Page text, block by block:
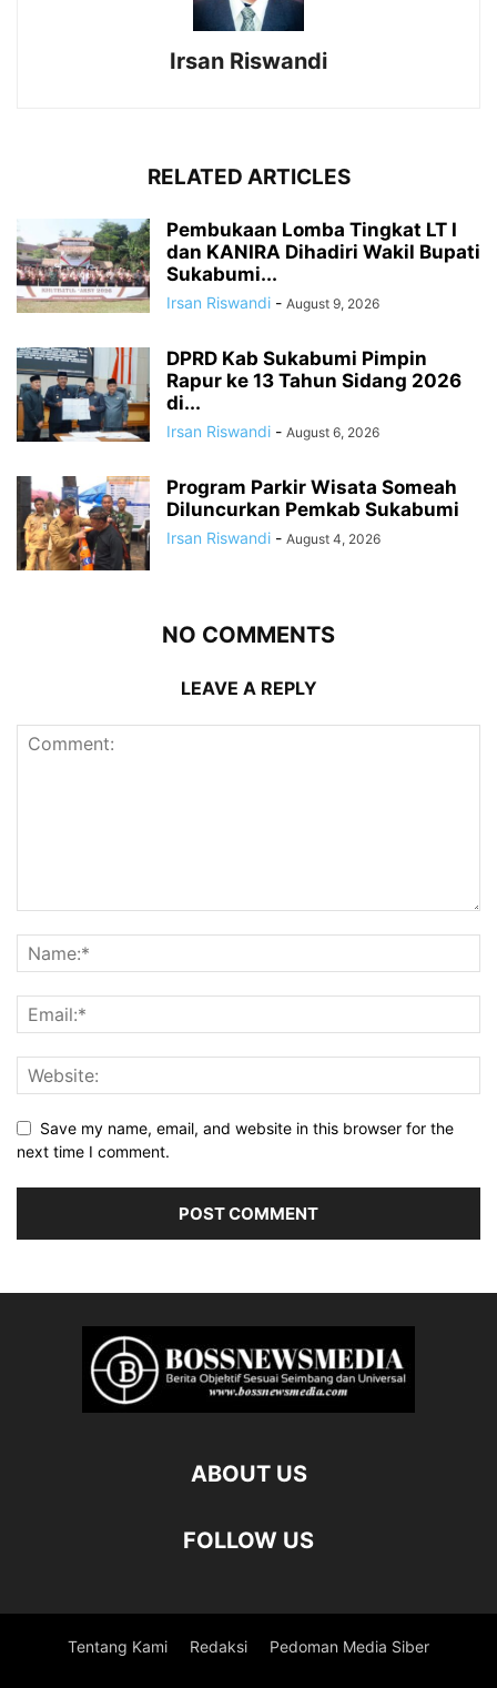
Irsan Riswandi
RELATED ARTICLES
Pembukaan Lomba Tingkat LT I
dan KANIRA Dihadiri Wakil Bupati
Sukabumi...
Irsan Riswandi - August 9, 2026
DPRD Kab Sukabumi Pimpin
Rapur ke 13 Tahun Sidang 2026
di...
Irsan Riswandi - August 6, 2026
Program Parkir Wisata Someah
Diluncurkan Pemkab Sukabumi
Irsan Riswandi - August 4, 2026
NO COMMENTS
LEAVE A REPLY
Save my name, email, and website in this browser for the
next time I comment.
ABOUT US
FOLLOW US
Tentang Kami Redaksi Pedoman Media Siber